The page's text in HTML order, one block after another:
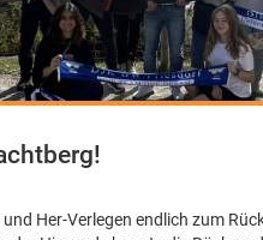
Her-Verlegen endlich zum